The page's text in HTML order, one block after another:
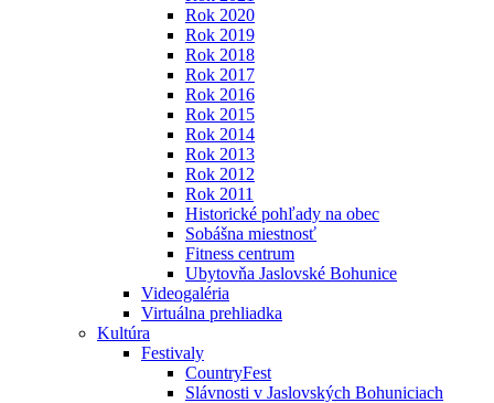
Rok 2020
Rok 2019
Rok 2018
Rok 2017
Rok 2016
Rok 2015
Rok 2014
Rok 2013
Rok 2012
Rok 2011
Historické pohľady na obec
Sobášna miestnosť
Fitness centrum
Ubytovňa Jaslovské Bohunice
Videogaléria
Virtuálna prehliadka
Kultúra
Festivaly
CountryFest
Slávnosti v Jaslovských Bohuniciach